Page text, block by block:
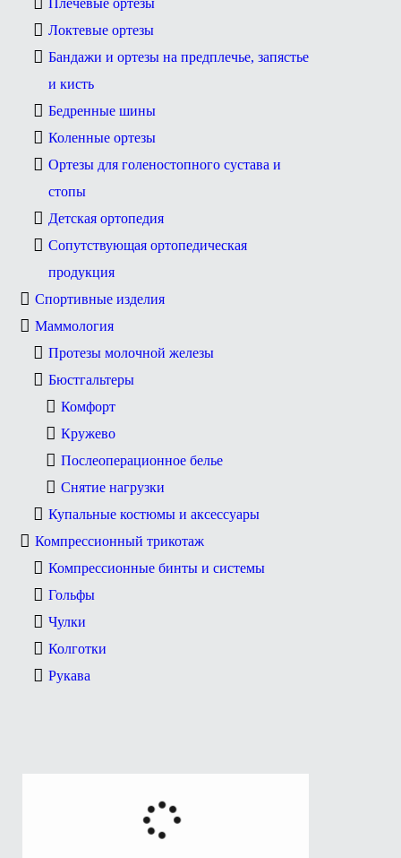
Локтевые ортезы
Бандажи и ортезы на предплечье, запястье
и кисть
Бедренные шины
Коленные ортезы
Ортезы для голеностопного сустава и
стопы
Детская ортопедия
Сопутствующая ортопедическая
продукция
Спортивные изделия
Маммология
Протезы молочной железы
Бюстгальтеры
Комфорт
Кружево
Послеоперационное белье
Снятие нагрузки
Купальные костюмы и аксессуары
Компрессионный трикотаж
Компрессионные бинты и системы
Гольфы
Чулки
Колготки
Рукава